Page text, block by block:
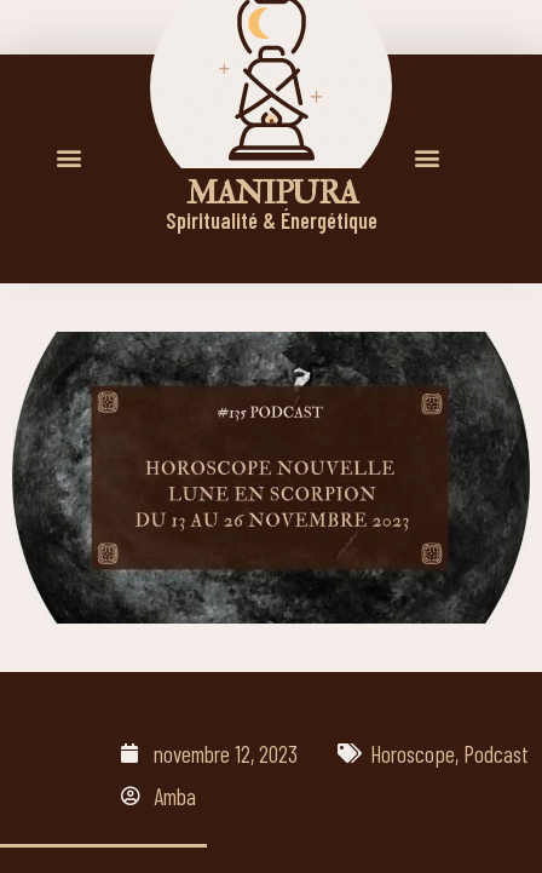
M A N I P U R A
Spiritualité & Énergétique
novembre 12, 2023 Horoscope, Podcast
Amba